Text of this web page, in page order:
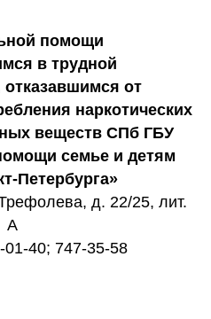
помощи
в трудной
от
наркотических
веществ СПб ГБУ
семье и детям
Петербурга»
д. 22/25, лит.
А
40; 747-35-58